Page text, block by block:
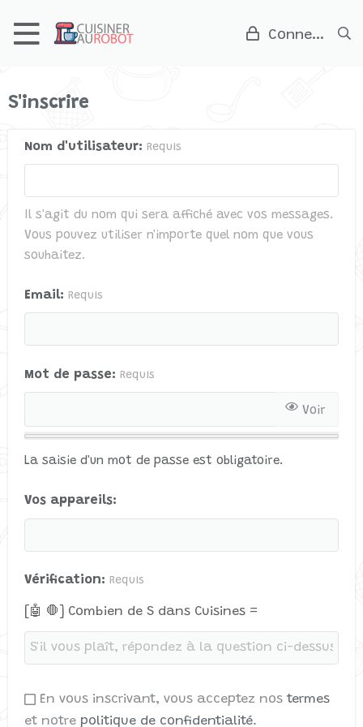
Connexion
S'inscrire
Nom d'utilisateur Requis
Il s'agit du nom qui sera affiché avec vos messages.
Vous pouvez utiliser n'importe quel nom que vous
souhaitez.
Email Requis
Mot de passe Requis
Voir
La saisie d'un mot de passe est obligatoire.
Vos appareils
Vérification Requis
[🤖 🛑] Combien de S dans Cuisines =
En vous inscrivant, vous acceptez nostermes
et notre politique de confidentialité.